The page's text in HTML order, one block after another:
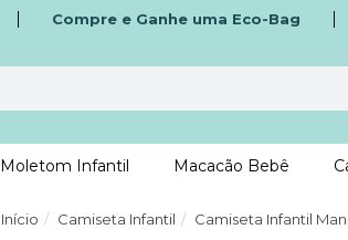
Compre e Ganhe uma Eco-Bag
Moletom Infantil Macacão Bebê
Início Camiseta Infantil Camiseta Infantil